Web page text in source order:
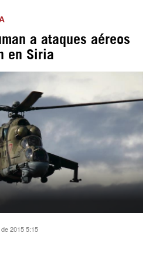
twitter.com/nexo_latino
t.me/hispantvcanal
urmedium.com/c/hispantv
como: hispan_tv
a ataques aéreos
en Siria
2015 5:15